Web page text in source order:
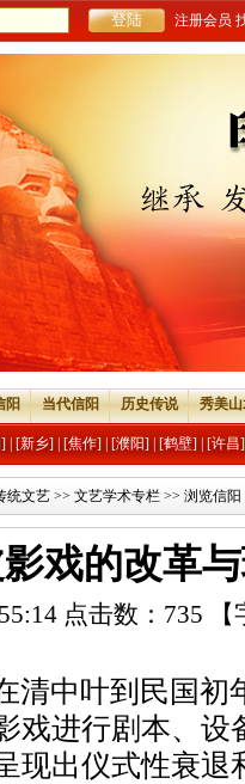
注册会员
阳 当代信阳 历史传说 秀美
[新乡] [焦作] [濮阳] [鹤壁] [许昌]
统文艺 >> 文艺学术专栏 >> 浏览信阳
戏的改革
点击数： 735
清中叶到民国初
戏进行剧本、
现出仪式性衰